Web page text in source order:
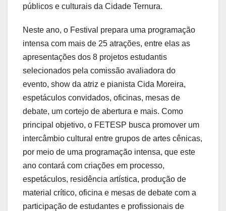
públicos e culturais da Cidade Ternura.
Neste ano, o Festival prepara uma programação
intensa com mais de 25 atrações, entre elas as
apresentações dos 8 projetos estudantis
selecionados pela comissão avaliadora do
evento, show da atriz e pianista Cida Moreira,
espetáculos convidados, oficinas, mesas de
debate, um cortejo de abertura e mais. Como
principal objetivo, o FETESP busca promover um
intercâmbio cultural entre grupos de artes cênicas,
por meio de uma programação intensa, que este
ano contará com criações em processo,
espetáculos, residência artística, produção de
material crítico, oficina e mesas de debate com a
participação de estudantes e profissionais de